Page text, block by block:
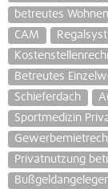
betreutes
CAM
Betreutes
Schieferdach
Sportmedizin
Privatnutzung